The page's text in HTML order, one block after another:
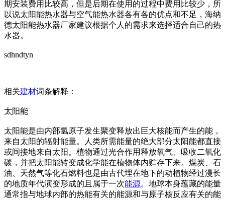
期安装费用比较高，但是后期在使用的过程中费用比较少，所
以说太阳能热水器与空气能热水器各有各的优点和不足，海纳
德太阳能热水器厂家建议根据个人的需求来选择适合自己的热
水器。
sdhndtyn
相关建材词条解释：
太阳能
太阳能是由内部氢原子发生聚变释放出巨大核能而产生的能，
来自太阳的辐射能量。人类所需能量的绝大部分太阳能都直接
或间接地来自太阳。植物通过光合作用释放氧气、吸收二氧化
碳，并把太阳能转变成化学能在植物体内贮存下来。煤炭、石
油、天然气等化石燃料也是由古代埋在地下的动植物经过漫长
的地质年代演变形成的且属于一次能源。地球本身蕴藏的能量
通常指与地球内部的热能有关的能源和与原子核反应有关的能